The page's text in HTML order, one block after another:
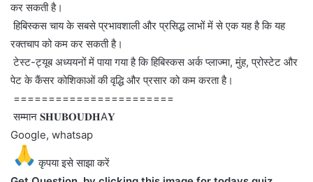
कर सकती है।
हिबिस्कस चाय के सबसे प्रभावशाली और प्रसिद्ध लाभों में से एक यह है कि यह
रक्तचाप को कम कर सकती है।
टेस्ट-ट्यूब अध्ययनों में पाया गया है कि हिबिस्कस अर्क प्लाज्मा, मुंह, प्रोस्टेट और
पेट के कैंसर कोशिकाओं की वृद्धि और प्रसार को कम करता है।
=======================
सम्मान 𝐒𝐇𝐔𝐁𝐎𝐔𝐃𝐇A𝐘
Google, whatsap
कृपया इसे साझा करें